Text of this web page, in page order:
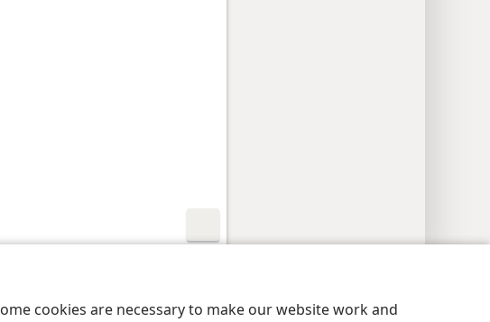
cookies are necessary to make our website work and